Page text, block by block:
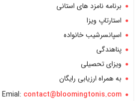
برنامه نامزد های استانی
استارتاپ ویزا
اسپانسرشیب خانواده
پناهندگی
ویزای تحصیلی
به همراه ارزیابی رایگان
Emial: contact@bloomingtonis.com